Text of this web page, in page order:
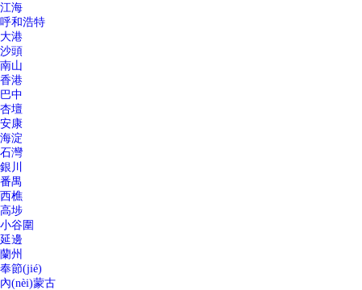
江海
呼和浩特
大港
沙頭
南山
香港
巴中
杏壇
安康
海淀
石灣
銀川
番禺
西樵
高埗
小谷圍
延邊
蘭州
奉節(jié)
內(nèi)蒙古